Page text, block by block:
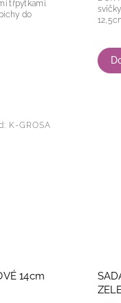
do
svíčky
14cm
K-GROSA